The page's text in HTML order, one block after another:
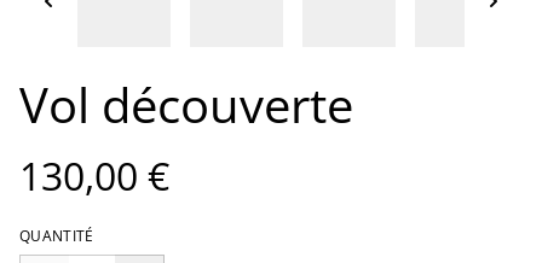
Vol découverte
130,00 €
QUANTITÉ